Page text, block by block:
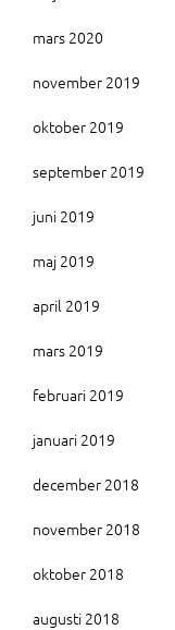
mars 2020
november 2019
oktober 2019
september 2019
juni 2019
maj 2019
april 2019
mars 2019
februari 2019
januari 2019
december 2018
november 2018
oktober 2018
augusti 2018